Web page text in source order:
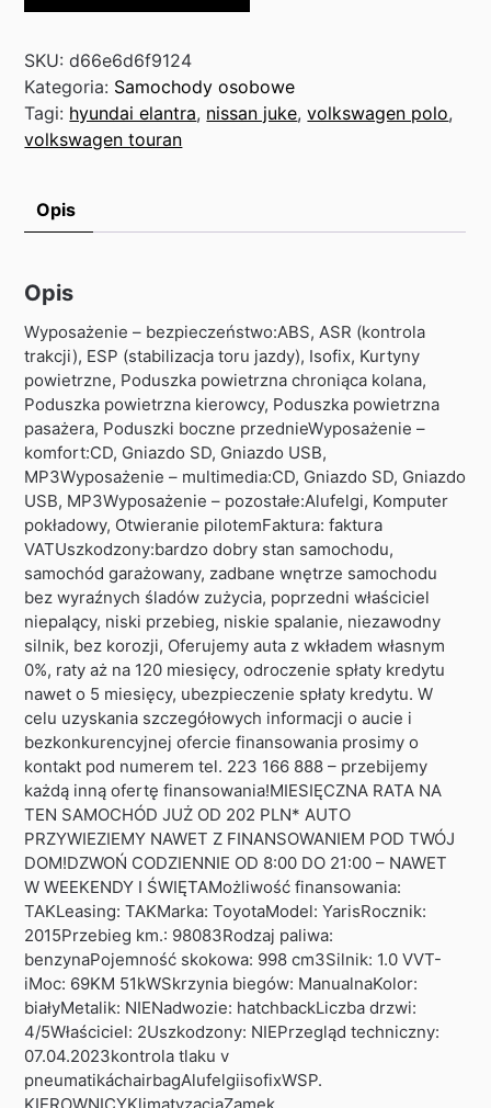
SKU:d66e6d6f9124
Kategoria: Samochody osobowe
Tagi: hyundai elantra, nissan juke,volkswagen polo,
volkswagen touran
Opis
Opis
Wyposażenie – bezpieczeństwo:ABS, ASR (kontrola
trakcji), ESP (stabilizacja toru jazdy), Isofix, Kurtyny
powietrzne, Poduszka powietrzna chroniąca kolana,
Poduszka powietrzna kierowcy, Poduszka powietrzna
pasażera, Poduszki boczne przednieWyposażenie –
komfort:CD, Gniazdo SD, Gniazdo USB,
MP3Wyposażenie – multimedia:CD, Gniazdo SD, Gniazdo
USB, MP3Wyposażenie – pozostałe:Alufelgi, Komputer
pokładowy, Otwieranie pilotemFaktura: faktura
VATUszkodzony:bardzo dobry stan samochodu,
samochód garażowany, zadbane wnętrze samochodu
bez wyraźnych śladów zużycia, poprzedni właściciel
niepalący, niski przebieg, niskie spalanie, niezawodny
silnik, bez korozji, Oferujemy auta z wkładem własnym
0%, raty aż na 120 miesięcy, odroczenie spłaty kredytu
nawet o 5 miesięcy, ubezpieczenie spłaty kredytu. W
celu uzyskania szczegółowych informacji o aucie i
bezkonkurencyjnej ofercie finansowania prosimy o
kontakt pod numerem tel. 223 166 888 – przebijemy
każdą inną ofertę finansowania!MIESIĘCZNA RATA NA
TEN SAMOCHÓD JUŻ OD 202 PLN* AUTO
PRZYWIEZIEMY NAWET Z FINANSOWANIEM POD TWÓJ
DOM!DZWOŃ CODZIENNIE OD 8:00 DO 21:00 – NAWET
W WEEKENDY I ŚWIĘTAMożliwość finansowania:
TAKLeasing: TAKMarka: ToyotaModel: YarisRocznik:
2015Przebieg km.: 98083Rodzaj paliwa:
benzynaPojemność skokowa: 998 cm3Silnik: 1.0 VVT-
iMoc: 69KM 51kWSkrzynia biegów: ManualnaKolor:
białyMetalik: NIENadwozie: hatchbackLiczba drzwi:
4/5Właściciel: 2Uszkodzony: NIEPrzegląd techniczny:
07.04.2023kontrola tlaku v
pneumatikáchairbagAlufelgiisofixWSP.